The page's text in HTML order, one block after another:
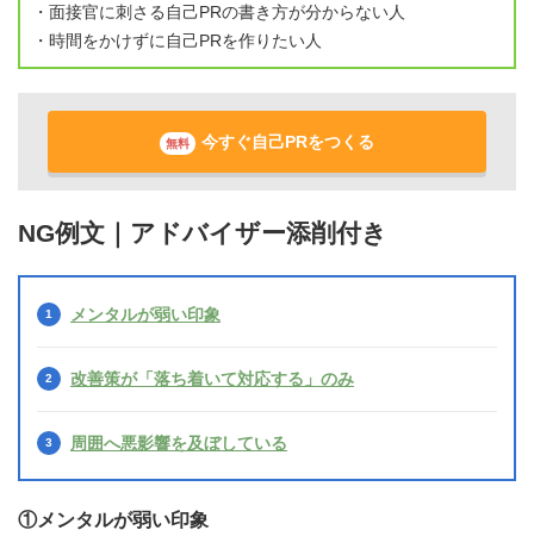
・面接官に刺さる自己PRの書き方が分からない人
・時間をかけずに自己PRを作りたい人
無料 今すぐ自己PRをつくる
NG例文｜アドバイザー添削付き
メンタルが弱い印象
改善策が「落ち着いて対応する」のみ
周囲へ悪影響を及ぼしている
①メンタルが弱い印象